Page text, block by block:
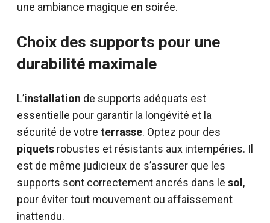
une ambiance magique en soirée.
Choix des supports pour une
durabilité maximale
L’installation de supports adéquats est
essentielle pour garantir la longévité et la
sécurité de votre terrasse. Optez pour des
piquets robustes et résistants aux intempéries. Il
est de même judicieux de s’assurer que les
supports sont correctement ancrés dans le sol,
pour éviter tout mouvement ou affaissement
inattendu.